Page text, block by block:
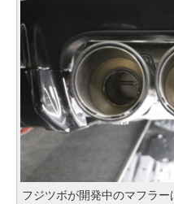
フジツボが開発中のマフラ